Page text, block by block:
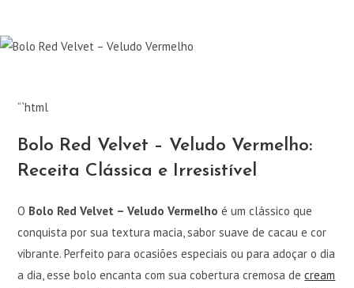
“`html
Bolo Red Velvet – Veludo Vermelho:
Receita Clássica e Irresistível
O Bolo Red Velvet – Veludo Vermelho é um clássico que
conquista por sua textura macia, sabor suave de cacau e cor
vibrante. Perfeito para ocasiões especiais ou para adoçar o dia
a dia, esse bolo encanta com sua cobertura cremosa decream